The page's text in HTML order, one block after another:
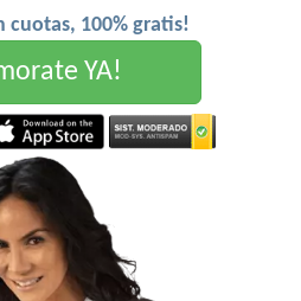
cuotas, 100% gratis!
YA!